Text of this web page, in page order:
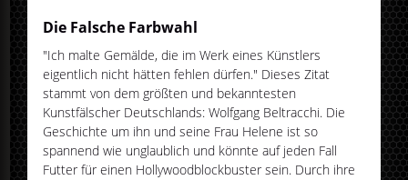
Die Falsche Farbwahl
"Ich malte Gemälde, die im Werk eines Künstlers
eigentlich nicht hätten fehlen dürfen." Dieses Zitat
stammt von dem größten und bekanntesten
Kunstfälscher Deutschlands: Wolfgang Beltracchi. Die
Geschichte um ihn und seine Frau Helene ist so
spannend wie unglaublich und könnte auf jeden Fall
Futter für einen Hollywoodblockbuster sein. Durch ihre